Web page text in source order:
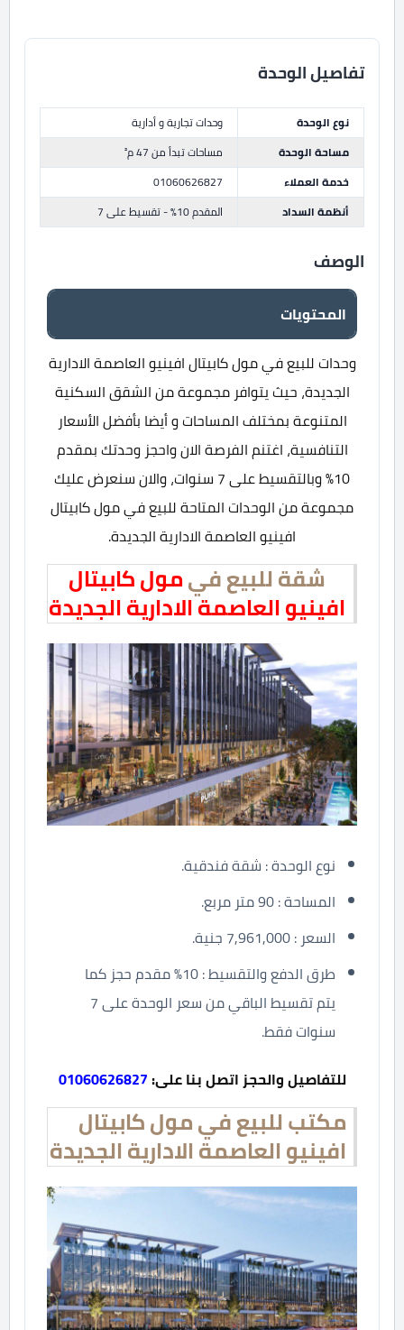
تفاصيل الوحدة
نوع الوحدة
وحدات تجارية و أدارية
مساحة الوحدة
مساحات تبدأ من 47 م²
خدمة العملاء
01060626827
أنظمة السداد
المقدم 10% - تقسيط على 7
الوصف
المحتويات
وحدات للبيع في مول كابيتال افينيو العاصمة الادارية
الجديدة، حيث يتوافر مجموعة من الشقق السكنية
المتنوعة بمختلف المساحات و أيضا بأفضل الأسعار
التنافسية، اغتنم الفرصة الان واحجز وحدتك بمقدم
10% وبالتقسيط على 7 سنوات، والان سنعرض عليك
مجموعة من الوحدات المتاحة للبيع في مول كابيتال
افينيو العاصمة الادارية الجديدة.
شقة للبيع فيمول كابيتال
افينيو العاصمة الادارية الجديدة
نوع الوحدة : شقة فندقية.
المساحة : 90 متر مربع.
السعر : 7,961,000 جنية.
طرق الدفع والتقسيط : 10% مقدم حجز كما
يتم تقسيط الباقي من سعر الوحدة على 7
سنوات فقط.
للتفاصيل والحجز اتصل بنا على:01060626827
مكتب للبيع في مول كابيتال
افينيو العاصمة الادارية الجديدة